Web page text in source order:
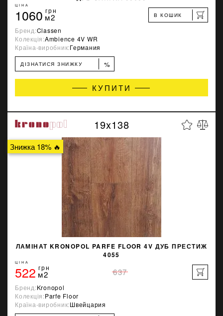
ЦІНА
1060 грн
м2 В КОШИК
Бренд:Classen
Колекція:Ambience 4V WR
Країна-виробник:Германия
ДІЗНАТИСЯ ЗНИЖКУ %
КУПИТИ
Знижка 18% 🔥
19x138
ЛАМІНАТ KRONOPOL PARFE FLOOR 4V ДУБ ПРЕСТИЖ
4055
ЦІНА
522 грн
м2 637
Бренд:Kronopol
Колекція:Parfe Floor
Країна-виробник:Швейцария